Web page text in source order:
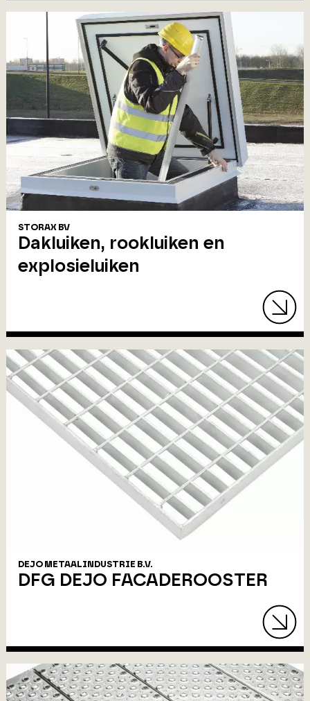
STORAX BV
Dakluiken, rookluiken en
explosieluiken
DEJO METAALINDUSTRIE B.V.
DFG DEJO FACADEROOSTER